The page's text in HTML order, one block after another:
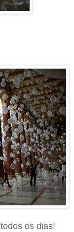
os dias!